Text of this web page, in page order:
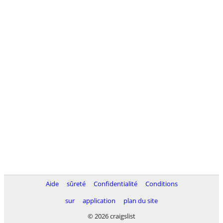
Aide sûreté Confidentialité
Conditions
sur
application
plan du site
© 2026 craigslist